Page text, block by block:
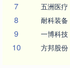
7 五洲医疗
8 耐科装备
9 一博科技
10 方邦股份